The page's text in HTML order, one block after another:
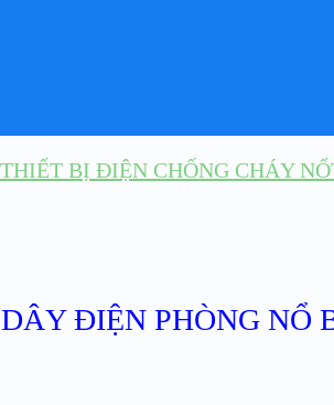
THIẾT BỊ ĐIỆN CHỐNG CHÁY NỔ
ĐIỆN PHÒNG NỔ